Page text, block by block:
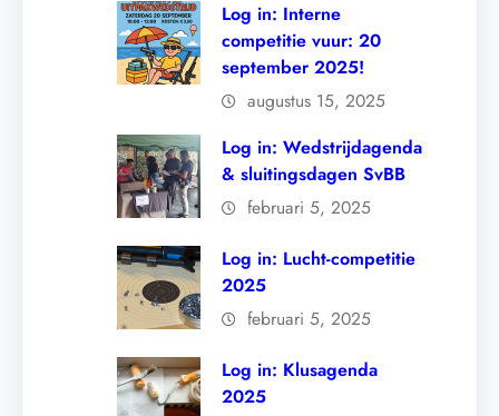
Log in: Interne
competitie vuur: 20
september 2025!
augustus 15, 2025
Log in: Wedstrijdagenda
& sluitingsdagen SvBB
februari 5, 2025
Log in: Lucht-competitie
2025
februari 5, 2025
Log in: Klusagenda
2025